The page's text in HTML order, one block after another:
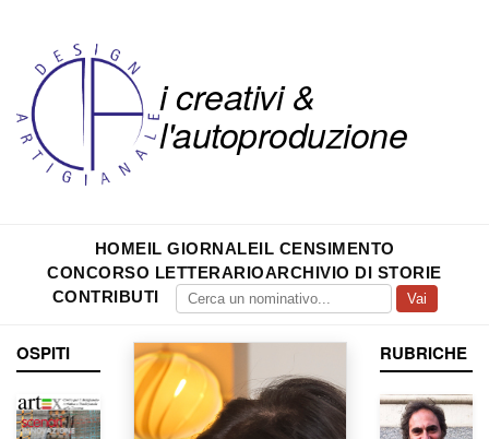
i creativi &
l'autoproduzione
HOMEIL GIORNALEIL CENSIMENTO
CONCORSO LETTERARIOARCHIVIO DI STORIE
CONTRIBUTI
Vai
OSPITI RUBRICHE